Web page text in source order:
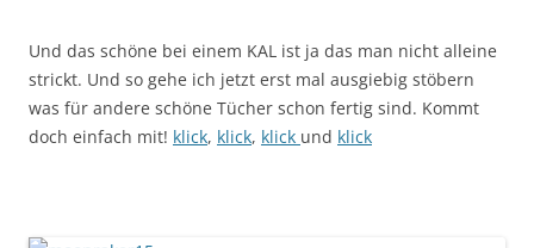
Und das schöne bei einem KAL ist ja das man nicht alleine
strickt. Und so gehe ich jetzt erst mal ausgiebig stöbern
was für andere schöne Tücher schon fertig sind. Kommt
doch einfach mit! klick, klick, klick und klick